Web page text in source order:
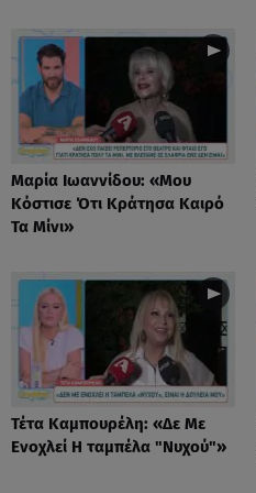
Μαρία Ιωαννίδου: «Μου
Κόστισε Ότι Κράτησα Καιρό
Τα Μίνι»
Τέτα Καμπουρέλη: «Δε Mε
Eνοχλεί H ταμπέλα "Νυχού"»